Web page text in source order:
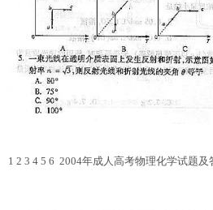
1 2 3 4 5 6 2004年成人高考物理化学试题及